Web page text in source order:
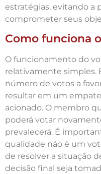
estratégias, evitando a
comprometer seus
Como funciona
O funcionamento do
relativamente simples.
número de votos a
resultar em um
acionado. O membro
poderá votar
prevalecerá. É
qualidade não é um
de resolver a situação
decisão final seja